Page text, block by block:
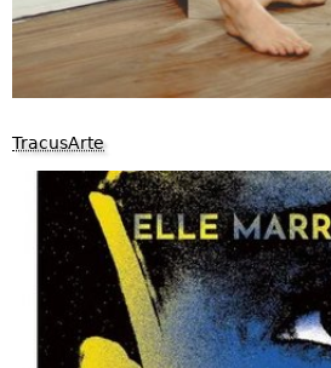
TracusArte